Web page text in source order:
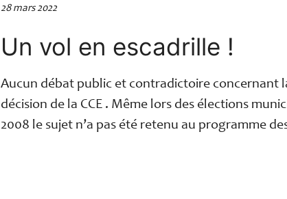
28 mars 2022
Un vol en escadrille !
Aucun débat public et contradictoire concernant
décision de la CCE . Même lors des élections
2008 le sujet n’a pas été retenu au programme